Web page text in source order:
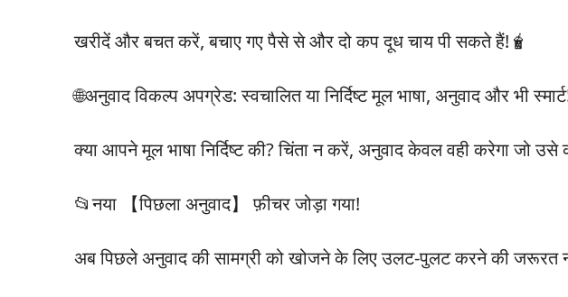
खरीदें और बचत करें, बचाए गए पैसे से और दो कप दूध चाय पी सकते हैं!🧋
🌐अनुवाद विकल्प अपग्रेड: स्वचालित या निर्दिष्ट मूल भाषा, अनुवाद और भी
क्या आपने मूल भाषा निर्दिष्ट की? चिंता न करें, अनुवाद केवल वही करेगा जो
📂नया 【पिछला अनुवाद】 फ़ीचर जोड़ा गया!
अब पिछले अनुवाद की सामग्री को खोजने के लिए उलट-पुलट करने की जरूरत